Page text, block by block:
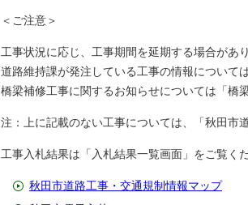
＜ご注意＞
工事状況に応じ、工事期間を延期する場合があ
道路維持課が発注している工事の情報について
橋梁補修工事に関するお知らせについては「橋
注：上に記載のない工事については、「秋田市
工事入札結果は「入札結果一覧画面」をご覧く
秋田市道路工事・交通規制情報マップ